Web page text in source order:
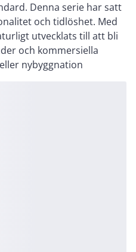
Denna serie har satt
och tidlöshet. Med
utvecklats till att bli
och kommersiella
nybyggnation